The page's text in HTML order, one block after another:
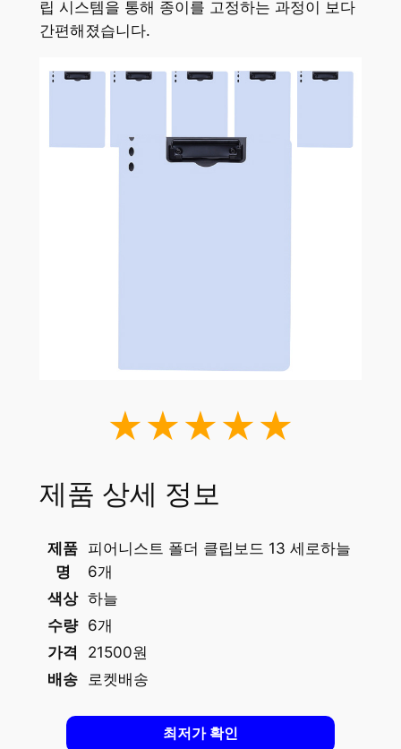
립 시스템을 통해 종이를 고정하는 과정이 보다
간편해졌습니다.
★★★★★
제품 상세 정보
제품
명
피어니스트 폴더 클립보드 13 세로하늘
6개
색상 하늘
수량 6개
가격
21500원
배송 로켓배송
최저가 확인